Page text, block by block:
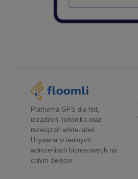
Platforma GPS dla flot,
urządzeń Teltonika oraz
rozwiązań white-label.
Używana w realnych
wdrożeniach biznesowych na
całym świecie.